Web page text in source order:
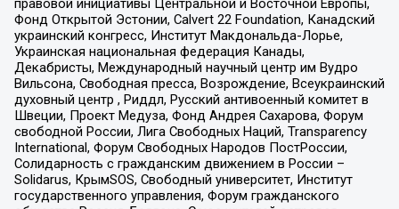
правовой инициативы Центральной и Восточной Европы,
Фонд Открытой Эстонии, Calvert 22 Foundation, Канадский
украинский конгресс, Институт Макдональда-Лорье,
Украинская национальная федерация Канады,
Декабристы, Международный научный центр им Вудро
Вильсона, Свободная пресса, Возрождение, Всеукраинский
духовный центр , Риддл, Русский антивоенный комитет в
Швеции, Проект Медуза, Фонд Андрея Сахарова, Форум
свободной России, Лига Свободных Наций, Transparеncy
International, Форум Свободных Народов ПостРоссии,
Солидарность с гражданским движением в России –
Solidarus, КрымSOS, Свободный университет, Институт
государственного управления, Форум гражданского